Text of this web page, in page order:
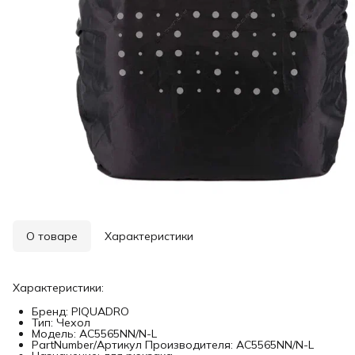
О товаре Характеристики
Характеристики:
Бренд: PIQUADRO
Тип: Чехол
Модель: AC5565NN/N-L
PartNumber/Артикул Производителя: AC5565NN/N-L